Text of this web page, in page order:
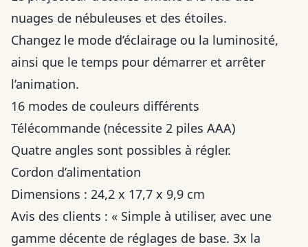
nuages de nébuleuses et des étoiles.
Changez le mode d’éclairage ou la luminosité,
ainsi que le temps pour démarrer et arrêter
l’animation.
16 modes de couleurs différents
Télécommande (nécessite 2 piles AAA)
Quatre angles sont possibles à régler.
Cordon d’alimentation
Dimensions : 24,2 x 17,7 x 9,9 cm
Avis des clients : « Simple à utiliser, avec une
gamme décente de réglages de base. 3x la